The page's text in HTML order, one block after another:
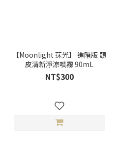
【Moonlight 莯光】 進階版 頭
皮清新淨涼噴霧 90mL
NT$300